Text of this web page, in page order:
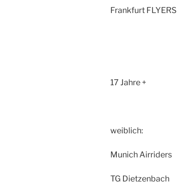
Frankfurt FLYERS
17 Jahre +
weiblich:
Munich Airriders
TG Dietzenbach